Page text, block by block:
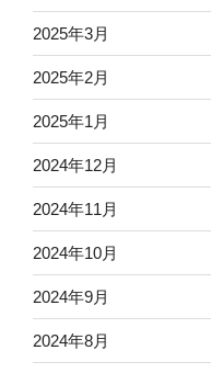
2025年3月
2025年2月
2025年1月
2024年12月
2024年11月
2024年10月
2024年9月
2024年8月